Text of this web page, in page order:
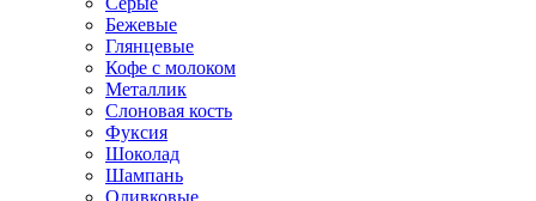
Бежевые
Глянцевые
Кофе с молоком
Металлик
Слоновая кость
Фуксия
Шоколад
Шампань
Оливковые